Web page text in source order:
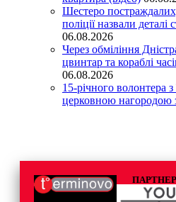
Шестеро
поліції назвали
06.08.2026
Через обміління
цвинтар та кораблі
06.08.2026
15-річного волонтера
церковною нагородою